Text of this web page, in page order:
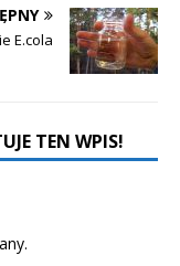
E.cola
TEN WPIS!